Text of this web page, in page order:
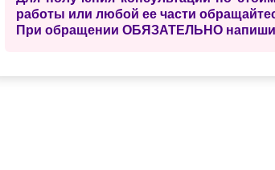
работы или любой ее части
При обращении ОБЯЗАТЕЛЬНО